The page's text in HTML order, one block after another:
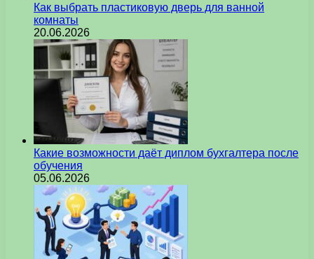
Как выбрать пластиковую дверь для ванной
комнаты
20.06.2026
Какие возможности даёт диплом бухгалтера после
обучения
05.06.2026